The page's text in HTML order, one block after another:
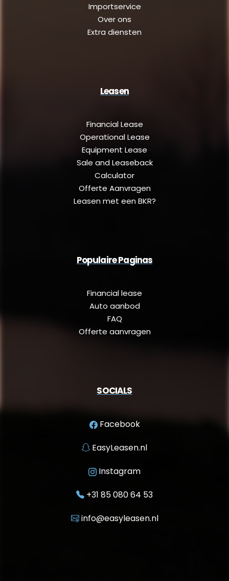
Importservice
Over ons
Extra diensten
Leasen
Financial Lease
Operational Lease
Equipment Lease
Sale and Leaseback
Calculator
Offerte Aanvragen
Leasen met een BKR?
Populaire Paginas
Financial lease
Auto aanbod
FAQ
Offerte aanvragen
SOCIALS
Facebook
EasyLeasen.nl
Instagram
+31 85 080 64 53
info@easyleasen.nl